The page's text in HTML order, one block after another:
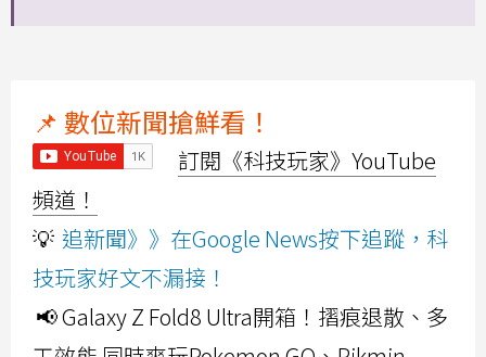
📌 數位新聞搶鮮看！
訂閱《科技玩家》YouTube
頻道！
💡 追新聞》》在Google News按下追蹤，科
技玩家好文不漏接！
📢 Galaxy Z Fold8 Ultra開箱！摺痕退散、多